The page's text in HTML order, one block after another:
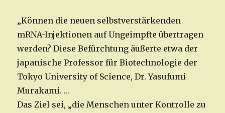
„Können die neuen selbstverstärkenden
mRNA-Injektionen auf Ungeimpfte übertragen
werden? Diese Befürchtung äußerte etwa der
japanische Professor für Biotechnologie der
Tokyo University of Science, Dr. Yasufumi
Murakami. …
Das Ziel sei, „die Menschen unter Kontrolle zu